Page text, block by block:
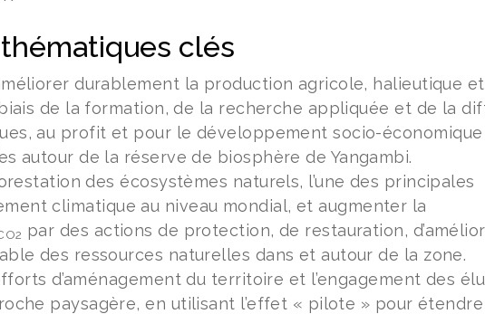
clés
durablement la production agricole, halieutique et
de la formation, de la recherche appliquée et de la
au profit et pour le développement socio-économique
autour de la réserve de biosphère de Yangambi.
des écosystèmes naturels, l’une des principales
climatique au niveau mondial, et augmenter la
par des actions de protection, de restauration,
des ressources naturelles dans et autour de la zone.
d’aménagement du territoire et l’engagement des
paysagère, en utilisant l’effet « pilote » pour